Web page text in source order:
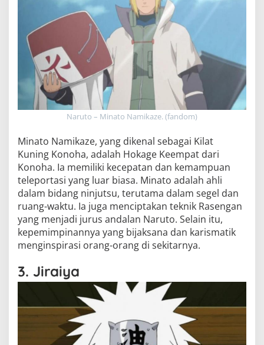
Naruto – Minato Namikaze. (fandom)
Minato Namikaze, yang dikenal sebagai Kilat
Kuning Konoha, adalah Hokage Keempat dari
Konoha. Ia memiliki kecepatan dan kemampuan
teleportasi yang luar biasa. Minato adalah ahli
dalam bidang ninjutsu, terutama dalam segel dan
ruang-waktu. Ia juga menciptakan teknik Rasengan
yang menjadi jurus andalan Naruto. Selain itu,
kepemimpinannya yang bijaksana dan karismatik
menginspirasi orang-orang di sekitarnya.
3. Jiraiya